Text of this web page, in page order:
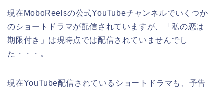
現在MoboReelsの公式YouTubeチャンネルでいくつか
のショートドラマが配信されていますが、
「私の恋は
期限付き」 は現時点では配信されていませんでし
た・・・。
現在YouTube配信されているショートドラマも、予告